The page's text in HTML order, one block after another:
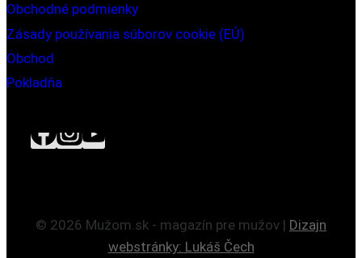
Obchodné podmienky
Zásady používania súborov cookie (EÚ)
Obchod
Pokladňa
© 2026 Mužom.sk - magazín pre mužov | Dizajn
webstránky: Lukáš Čech